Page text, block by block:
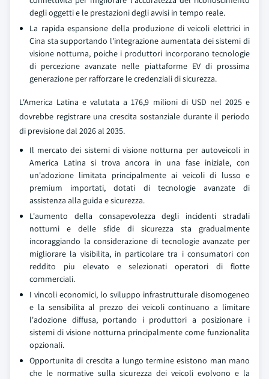
degli oggetti e le prestazioni degli avvisi in tempo reale.
La rapida espansione della produzione di veicoli elettrici in
Cina sta supportando l'integrazione aumentata dei sistemi di
visione notturna, poiche i produttori incorporano tecnologie
di percezione avanzate nelle piattaforme EV di prossima
generazione per rafforzare le credenziali di sicurezza.
L'America Latina e valutata a 176,9 milioni di USD nel 2025 e
dovrebbe registrare una crescita sostanziale durante il periodo
di previsione dal 2026 al 2035.
Il mercato dei sistemi di visione notturna per autoveicoli in
America Latina si trova ancora in una fase iniziale, con
un'adozione limitata principalmente ai veicoli di lusso e
premium importati, dotati di tecnologie avanzate di
assistenza alla guida e sicurezza.
L'aumento della consapevolezza degli incidenti stradali
notturni e delle sfide di sicurezza sta gradualmente
incoraggiando la considerazione di tecnologie avanzate per
migliorare la visibilita, in particolare tra i consumatori con
reddito piu elevato e selezionati operatori di flotte
commerciali.
I vincoli economici, lo sviluppo infrastrutturale disomogeneo
e la sensibilita al prezzo dei veicoli continuano a limitare
l'adozione diffusa, portando i produttori a posizionare i
sistemi di visione notturna principalmente come funzionalita
opzionali.
Opportunita di crescita a lungo termine esistono man mano
che le normative sulla sicurezza dei veicoli evolvono e la